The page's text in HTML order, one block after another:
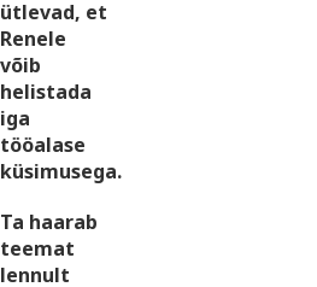
ütlevad, et
Renele
võib
helistada
iga
tööalase
küsimusega.
Ta haarab
teemat
lennult